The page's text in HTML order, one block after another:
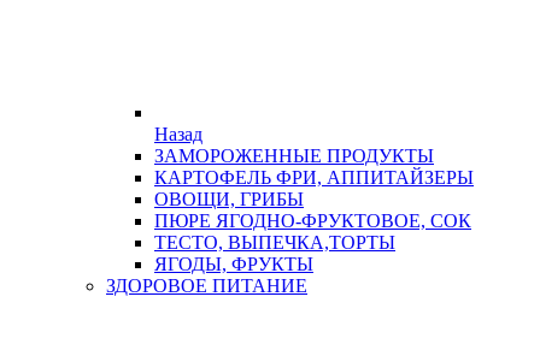
Назад
ЗАМОРОЖЕННЫЕ ПРОДУКТЫ
КАРТОФЕЛЬ ФРИ, АППИТАЙЗЕРЫ
ОВОЩИ, ГРИБЫ
ПЮРЕ ЯГОДНО-ФРУКТОВОЕ, СОК
ТЕСТО, ВЫПЕЧКА,ТОРТЫ
ЯГОДЫ, ФРУКТЫ
ЗДОРОВОЕ ПИТАНИЕ